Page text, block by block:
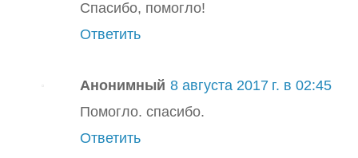
Спасибо, помогло!
Ответить
Анонимный 8 августа 2017 г. в 02:45
Помогло. спасибо.
Ответить